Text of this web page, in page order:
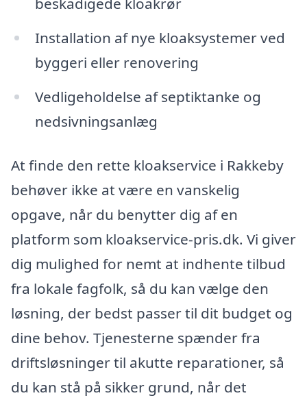
Installation af nye kloaksystemer ved
byggeri eller renovering
Vedligeholdelse af septiktanke og
nedsivningsanlæg
At finde den rette kloakservice i Rakkeby
behøver ikke at være en vanskelig
opgave, når du benytter dig af en
platform som kloakservice-pris.dk. Vi giver
dig mulighed for nemt at indhente tilbud
fra lokale fagfolk, så du kan vælge den
løsning, der bedst passer til dit budget og
dine behov. Tjenesterne spænder fra
driftsløsninger til akutte reparationer, så
du kan stå på sikker grund, når det